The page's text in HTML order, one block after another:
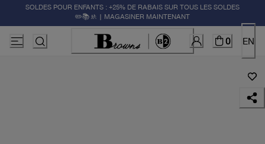
SOLDES POUR ENFANTS : +25% DE RABAIS SUR TOUS LES SOLDES
✏️📚🚸 | MAGASINER MAINTENANT
0 EN